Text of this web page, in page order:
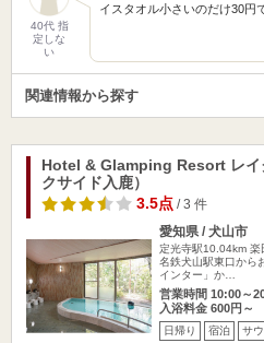
40代 指
定しな
い
イスタオル小さいのだけ30円
関連情報から探す
Hotel & Glamping Resort レイ
クサイド入鹿）
3.5点/ 3 件
愛知県 / 犬山市
定光寺駅10.04km 楽
名鉄犬山駅東口から
インター」か…
営業時間 10:00～
入浴料金 600円～
日帰り 宿泊 サ